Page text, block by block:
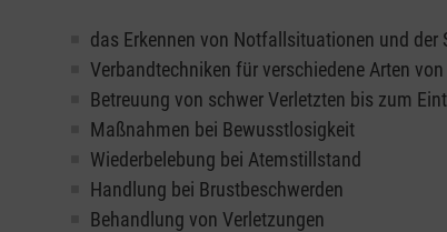
das Erkennen von Notfallsituationen und der
Verbandtechniken für verschiedene Arten
Betreuung von schwer Verletzten bis zum
Maßnahmen bei Bewusstlosigkeit
Wiederbelebung bei Atemstillstand
Handlung bei Brustbeschwerden
Behandlung von Verletzungen